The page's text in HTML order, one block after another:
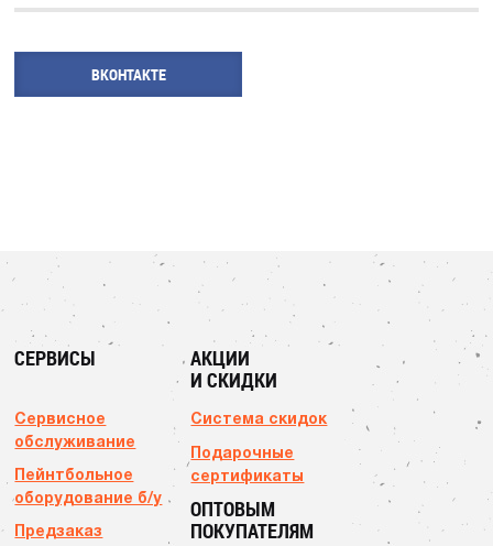
ВКОНТАКТЕ
СЕРВИСЫ
Сервисное
обслуживание
Пейнтбольное
оборудование б/у
Предзаказ
АКЦИИ
И СКИДКИ
Система скидок
Подарочные
сертификаты
ОПТОВЫМ
ПОКУПАТЕЛЯМ